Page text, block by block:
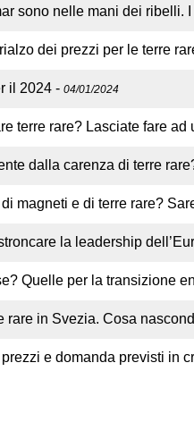
sono nelle mani dei ribelli.
dei prezzi per le terre
il 2024 - 04/01/2024
terre rare? Lasciate fare
dalla carenza di terre
di magneti e di terre rare?
la leadership
Quelle per la transizione
rare in Svezia. Cosa
prezzi e domanda previsti in